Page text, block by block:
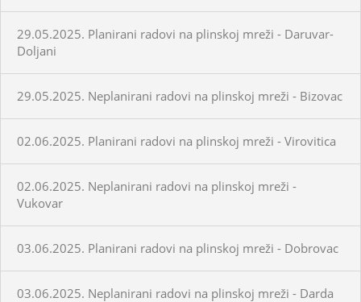
29.05.2025. Planirani radovi na plinskoj mreži - Daruvar-
Doljani
29.05.2025. Neplanirani radovi na plinskoj mreži - Bizovac
02.06.2025. Planirani radovi na plinskoj mreži - Virovitica
02.06.2025. Neplanirani radovi na plinskoj mreži -
Vukovar
03.06.2025. Planirani radovi na plinskoj mreži - Dobrovac
03.06.2025. Neplanirani radovi na plinskoj mreži - Darda